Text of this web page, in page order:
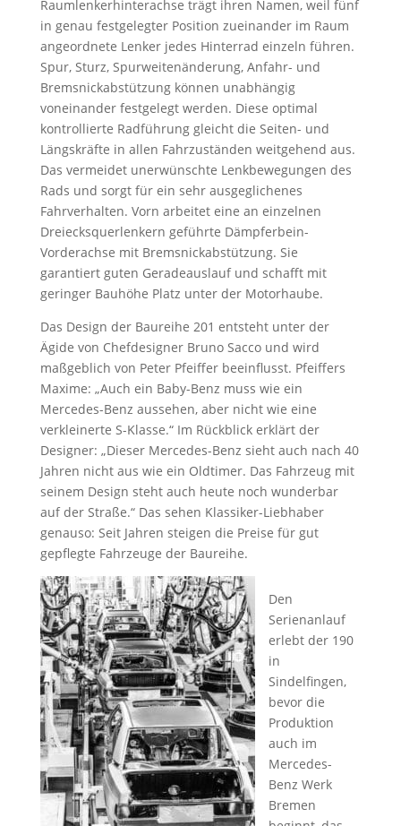
Raumlenkerhinterachse trägt ihren Namen, weil fünf
in genau festgelegter Position zueinander im Raum
angeordnete Lenker jedes Hinterrad einzeln führen.
Spur, Sturz, Spurweitenänderung, Anfahr- und
Bremsnickabstützung können unabhängig
voneinander festgelegt werden. Diese optimal
kontrollierte Radführung gleicht die Seiten- und
Längskräfte in allen Fahrzuständen weitgehend aus.
Das vermeidet unerwünschte Lenkbewegungen des
Rads und sorgt für ein sehr ausgeglichenes
Fahrverhalten. Vorn arbeitet eine an einzelnen
Dreiecksquerlenkern geführte Dämpferbein-
Vorderachse mit Bremsnickabstützung. Sie
garantiert guten Geradeauslauf und schafft mit
geringer Bauhöhe Platz unter der Motorhaube.
Das Design der Baureihe 201 entsteht unter der
Ägide von Chefdesigner Bruno Sacco und wird
maßgeblich von Peter Pfeiffer beeinflusst. Pfeiffers
Maxime: „Auch ein Baby-Benz muss wie ein
Mercedes-Benz aussehen, aber nicht wie eine
verkleinerte S-Klasse.“ Im Rückblick erklärt der
Designer: „Dieser Mercedes-Benz sieht auch nach 40
Jahren nicht aus wie ein Oldtimer. Das Fahrzeug mit
seinem Design steht auch heute noch wunderbar
auf der Straße.“ Das sehen Klassiker-Liebhaber
genauso: Seit Jahren steigen die Preise für gut
gepflegte Fahrzeuge der Baureihe.
Den
Serienanlauf
erlebt der 190
in
Sindelfingen,
bevor die
Produktion
auch im
Mercedes-
Benz Werk
Bremen